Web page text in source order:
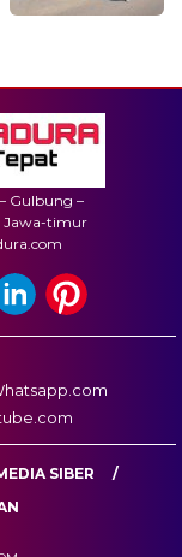
Gulbung –
Jawa-timur
SIBER